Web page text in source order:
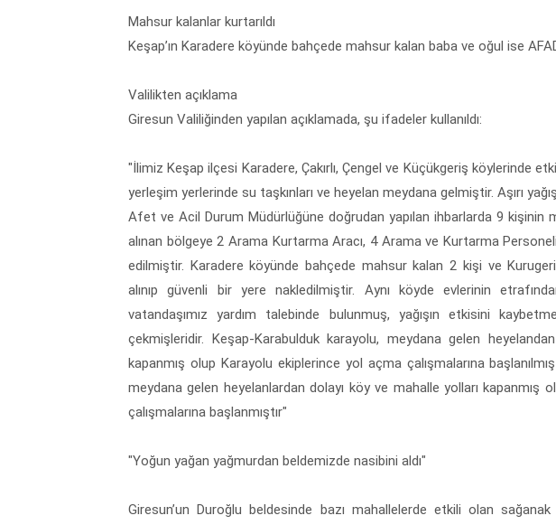
Mahsur kalanlar kurtarıldı
Keşap’ın Karadere köyünde bahçede mahsur kalan baba ve oğul ise
Valilikten açıklama
Giresun Valiliğinden yapılan açıklamada, şu ifadeler kullanıldı:
"İlimiz Keşap ilçesi Karadere, Çakırlı, Çengel ve Küçükgeriş köylerinde
yerleşim yerlerinde su taşkınları ve heyelan meydana gelmiştir. Aşırı
Afet ve Acil Durum Müdürlüğüne doğrudan yapılan ihbarlarda 9 kişinin
alınan bölgeye 2 Arama Kurtarma Aracı, 4 Arama ve Kurtarma
edilmiştir. Karadere köyünde bahçede mahsur kalan 2 kişi ve
alınıp güvenli bir yere nakledilmiştir. Aynı köyde evlerinin
vatandaşımız yardım talebinde bulunmuş, yağışın etkisini
çekmişleridir. Keşap-Karabulduk karayolu, meydana gelen
kapanmış olup Karayolu ekiplerince yol açma çalışmalarına
meydana gelen heyelanlardan dolayı köy ve mahalle yolları kapanmış
çalışmalarına başlanmıştır"
"Yoğun yağan yağmurdan beldemizde nasibini aldı"
Giresun’un Duroğlu beldesinde bazı mahallelerde etkili olan